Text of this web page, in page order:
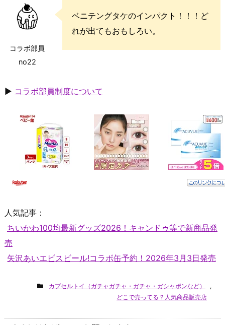
コラボ部員
no22
ベニテングタケのインパクト！！！ど
れが出てもおもしろい。
▶ コラボ部員制度について
人気記事：
ちいかわ100均最新グッズ2026！キャンドゥ等で新商品発
売
矢沢あいエビスビール!コラボ缶予約！2026年3月3日発売
カプセルトイ（ガチャガチャ・ガチャ・ガシャポンなど）
,
どこで売ってる？人気商品販売店